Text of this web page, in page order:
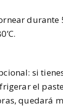
durante
si
el
quedará